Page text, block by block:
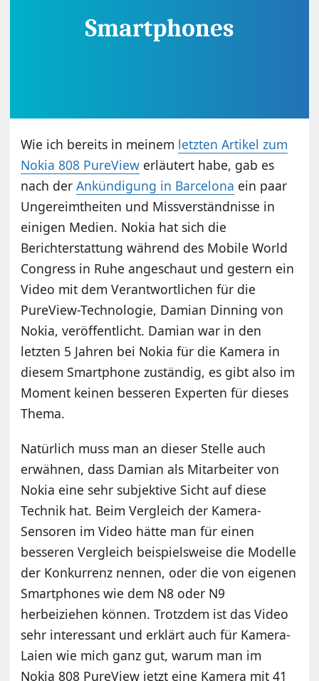
Wie ich bereits in meinem letzten Artikel zum
Nokia 808 PureView erläutert habe, gab es
nach derAnkündigung in Barcelona ein paar
Ungereimtheiten und Missverständnisse in
einigen Medien. Nokia hat sich die
Berichterstattung während des Mobile World
Congress in Ruhe angeschaut und gestern ein
Video mit dem Verantwortlichen für die
PureView-Technologie, Damian Dinning von
Nokia, veröffentlicht. Damian war in den
letzten 5 Jahren bei Nokia für die Kamera in
diesem Smartphone zuständig, es gibt also im
Moment keinen besseren Experten für dieses
Thema.
Natürlich muss man an dieser Stelle auch
erwähnen, dass Damian als Mitarbeiter von
Nokia eine sehr subjektive Sicht auf diese
Technik hat. Beim Vergleich der Kamera-
Sensoren im Video hätte man für einen
besseren Vergleich beispielsweise die Modelle
der Konkurrenz nennen, oder die von eigenen
Smartphones wie dem N8 oder N9
herbeiziehen können. Trotzdem ist das Video
sehr interessant und erklärt auch für Kamera-
Laien wie mich ganz gut, warum man im
Nokia 808 PureView jetzt eine Kamera mit 41